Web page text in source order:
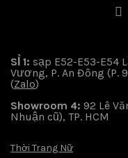
SỈ 1: sạp E52-E53-E54
Vương, P. An Đông (P.
(Zalo)
Showroom 4: 92 Lê
Nhuận cũ), TP. HCM
Thời Trang Nữ